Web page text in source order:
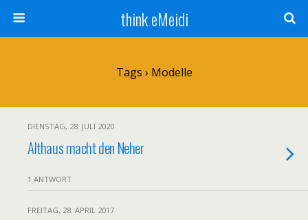
think eMeidi
Tags › Modelle
DIENSTAG, 28. JULI 2020
Althaus macht den Neher
1 ANTWORT
FREITAG, 28. APRIL 2017